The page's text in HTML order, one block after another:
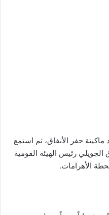
حفر الأنفاق، ثم استمع
رئيس الهيئة القومية
الأهرامات.